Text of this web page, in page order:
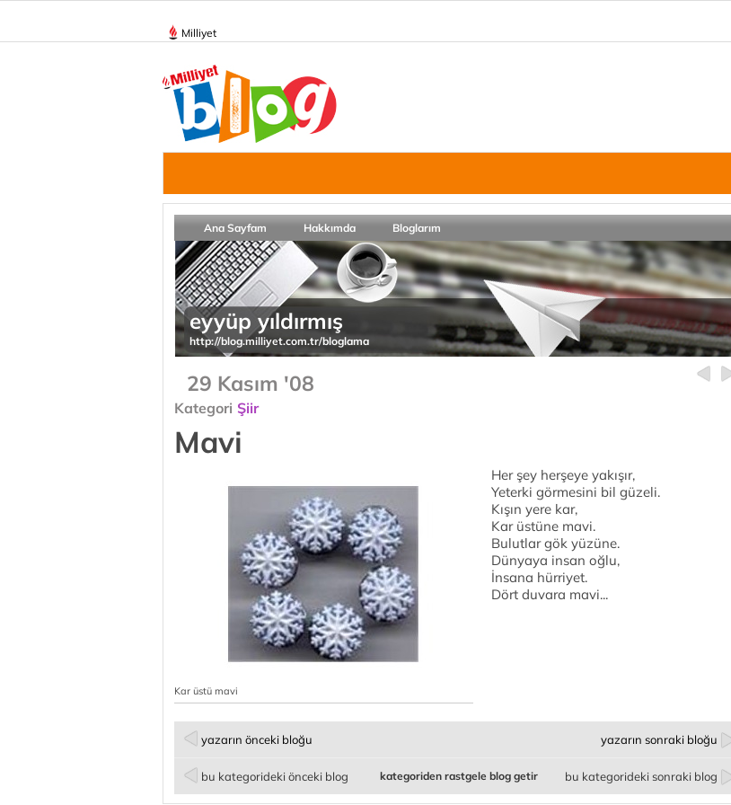
Milliyet
Ana Sayfam Hakkımda Bloglarım
eyyüp yıldırmış
http://blog.milliyet.com.tr/bloglama
29 Kasım '08
Kategori Şiir
Mavi
Kar üstü mavi
Her şey herşeye yakışır,
Yeterki görmesini bil güzeli.
Kışın yere kar,
Kar üstüne mavi.
Bulutlar gök yüzüne.
Dünyaya insan oğlu,
İnsana hürriyet.
Dört duvara mavi...
yazarın önceki bloğu yazarın sonraki bloğu
bu kategorideki önceki blog bu kategorideki sonraki blog
kategoriden rastgele blog getir